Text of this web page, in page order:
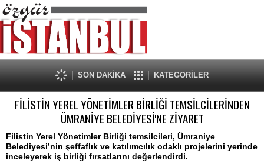
SON DAKİKA KATEGORİLER
FİLİSTİN YEREL YÖNETİMLER BİRLİĞİ TEMSİLCİLERİNDEN
ÜMRANİYE BELEDİYESİ'NE ZİYARET
Filistin Yerel Yönetimler Birliği temsilcileri, Ümraniye
Belediyesi’nin şeffaflık ve katılımcılık odaklı projelerini yerinde
inceleyerek iş birliği fırsatlarını değerlendirdi.